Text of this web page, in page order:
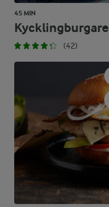
45 MIN
Kycklingburgare
(42)